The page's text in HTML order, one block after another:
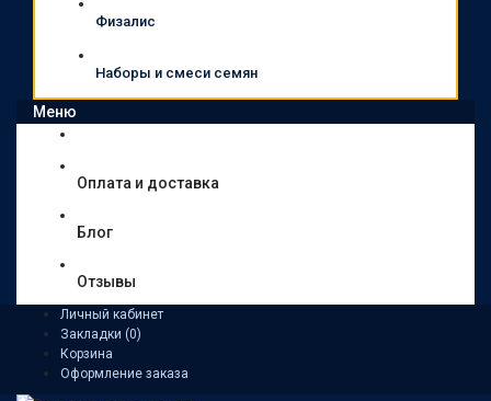
Физалис
Наборы и смеси семян
Меню
Оплата и доставка
Блог
Отзывы
Личный кабинет
Закладки (0)
Корзина
Оформление заказа